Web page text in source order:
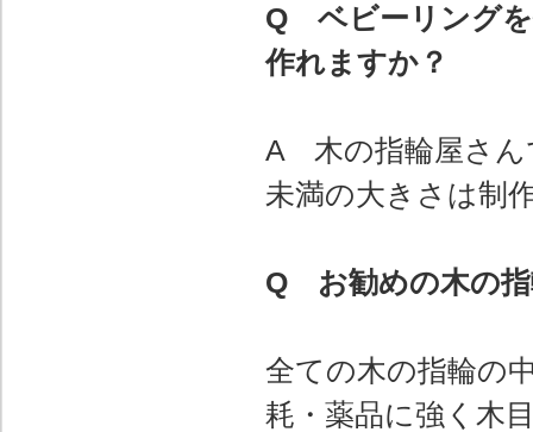
Q ベビーリングを
作れますか？
A 木の指輪屋さん
未満の大きさは制
Q お勧めの木の指
全ての木の指輪の
耗・薬品に強く木